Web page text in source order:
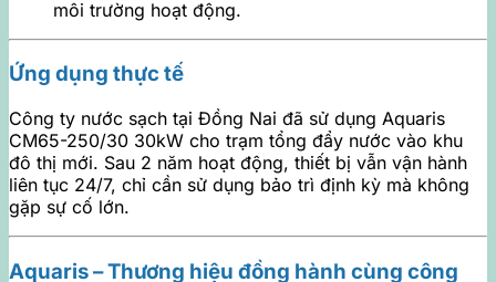
môi trường hoạt động.
Ứng dụng thực tế
Công ty nước sạch tại Đồng Nai đã sử dụng Aquaris
CM65-250/30 30kW cho trạm tổng đẩy nước vào khu
đô thị mới. Sau 2 năm hoạt động, thiết bị vẫn vận hành
liên tục 24/7, chỉ cần sử dụng bảo trì định kỳ mà không
gặp sự cố lớn.
Aquaris – Thương hiệu đồng hành cùng công